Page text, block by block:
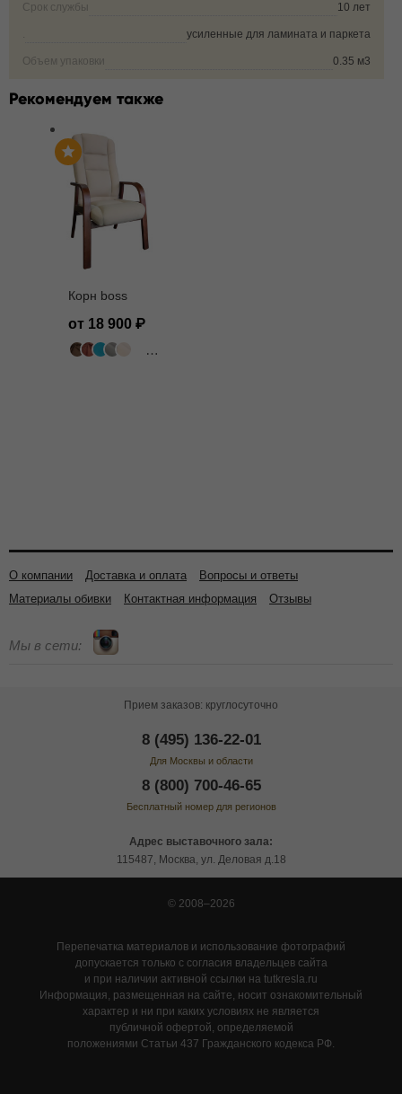
Срок службы 10 лет
. усиленные для ламината и паркета
Объем упаковки 0.35 м3
Рекомендуем также
Корн boss
от 18 900
503 цвета
О компании Доставка и оплата
Вопросы и ответы
Материалы обивки
Контактная информация Отзывы
Мы в сети:
Прием заказов: круглосуточно
8 (495) 136-22-01
Для Москвы и области
8 (800) 700-46-65
Бесплатный номер для регионов
Адрес выставочного зала:
115487, Москва, ул. Деловая д.18
© 2008–2026
Перепечатка материалов и использование фотографий
допускается только с согласия владельцев сайта
и при наличии активной ссылки на tutkresla.ru
Информация, размещенная на сайте, носит ознакомительный
характер и ни при каких условиях не является
публичной офертой, определяемой
положениями Статьи 437 Гражданского кодекса РФ.